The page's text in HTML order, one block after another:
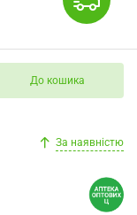
До кошика
За наявністю